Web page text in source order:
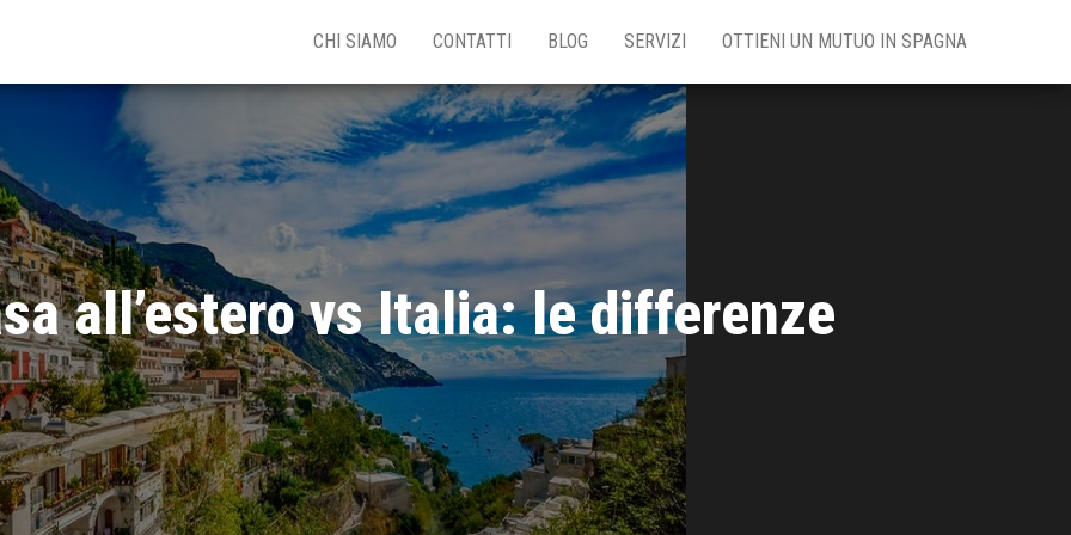
CHI SIAMO CONTATTI BLOG SERVIZI OTTIENI UN MUTUO IN SPAGNA
all’estero vs Italia: le differenze